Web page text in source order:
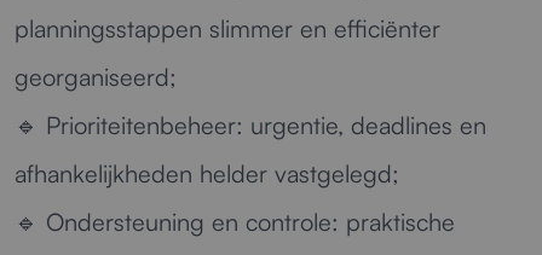
planningsstappen slimmer en efficiënter
georganiseerd;
🔹 Prioriteitenbeheer: urgentie, deadlines en
afhankelijkheden helder vastgelegd;
🔹 Ondersteuning en controle: praktische